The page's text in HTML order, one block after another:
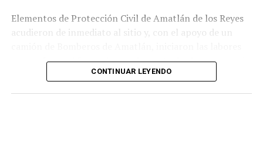
Elementos de Protección Civil de Amatlán de los Reyes
acudieron de inmediato al sitio y, con el apoyo de un
para sofocar el fuego, logrando controlar la emergencia
tras varios minutos de trabajo.
CONTINUAR LEYENDO